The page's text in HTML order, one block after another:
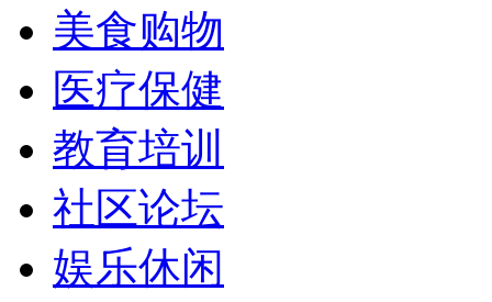
美食购物
医疗保健
教育培训
社区论坛
娱乐休闲